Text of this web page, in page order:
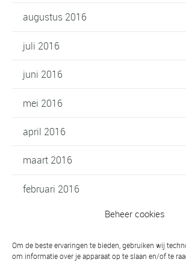
Beheer cookies
Om de beste ervaringen te bieden, gebruiken wij
om informatie over je apparaat op te slaan en/of te
augustus 2016
juli 2016
juni 2016
mei 2016
april 2016
maart 2016
februari 2016
oktober 2015